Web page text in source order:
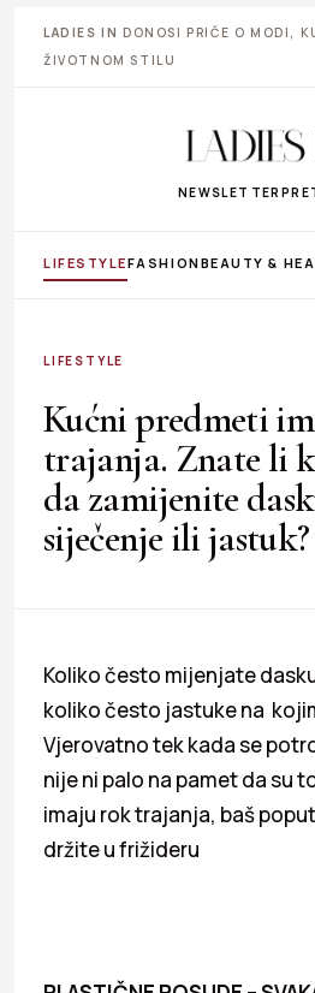
LADIES IN DONOSI PRIČE O MODI,
ŽIVOTNOM STILU
NEWSLETTER
LIFESTYLEFASHIONBEAUTY &
LIFESTYLE
Kućni predmeti
trajanja. Znate li
da zamijenite
siječenje ili jastuk?
Koliko često mijenjate
koliko često jastuke na
Vjerovatno tek kada se
nije ni palo na pamet da su
imaju rok trajanja, baš
držite u frižideru